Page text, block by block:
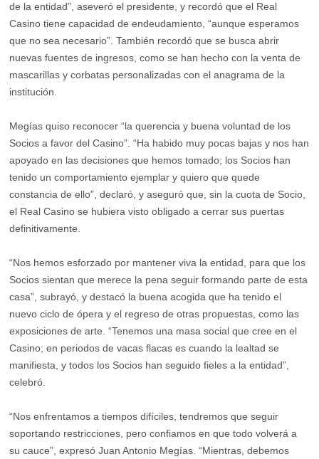
de la entidad”, aseveró el presidente, y recordó que el Real
Casino tiene capacidad de endeudamiento, “aunque esperamos
que no sea necesario”. También recordó que se busca abrir
nuevas fuentes de ingresos, como se han hecho con la venta de
mascarillas y corbatas personalizadas con el anagrama de la
institución.
Megías quiso reconocer “la querencia y buena voluntad de los
Socios a favor del Casino”. “Ha habido muy pocas bajas y nos han
apoyado en las decisiones que hemos tomado; los Socios han
tenido un comportamiento ejemplar y quiero que quede
constancia de ello”, declaró, y aseguró que, sin la cuota de Socio,
el Real Casino se hubiera visto obligado a cerrar sus puertas
definitivamente.
“Nos hemos esforzado por mantener viva la entidad, para que los
Socios sientan que merece la pena seguir formando parte de esta
casa”, subrayó, y destacó la buena acogida que ha tenido el
nuevo ciclo de ópera y el regreso de otras propuestas, como las
exposiciones de arte. “Tenemos una masa social que cree en el
Casino; en periodos de vacas flacas es cuando la lealtad se
manifiesta, y todos los Socios han seguido fieles a la entidad”,
celebró.
“Nos enfrentamos a tiempos difíciles, tendremos que seguir
soportando restricciones, pero confiamos en que todo volverá a
su cauce”, expresó Juan Antonio Megías. “Mientras, debemos